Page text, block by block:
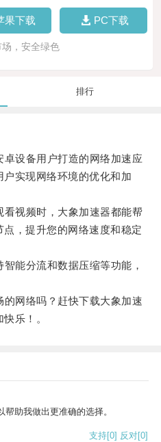
果下载 PC下载
，安全绿色
排行
设备用户打造的网络加速应
实现网络环境的优化和加
视频时，大象加速器都能帮
，提升您的网络速度和稳定
能分流和数据压缩等功能，
网络吗？赶快下载大象加速
乐！。
助我做出更准确的选择。
支持[0] 反对[0]